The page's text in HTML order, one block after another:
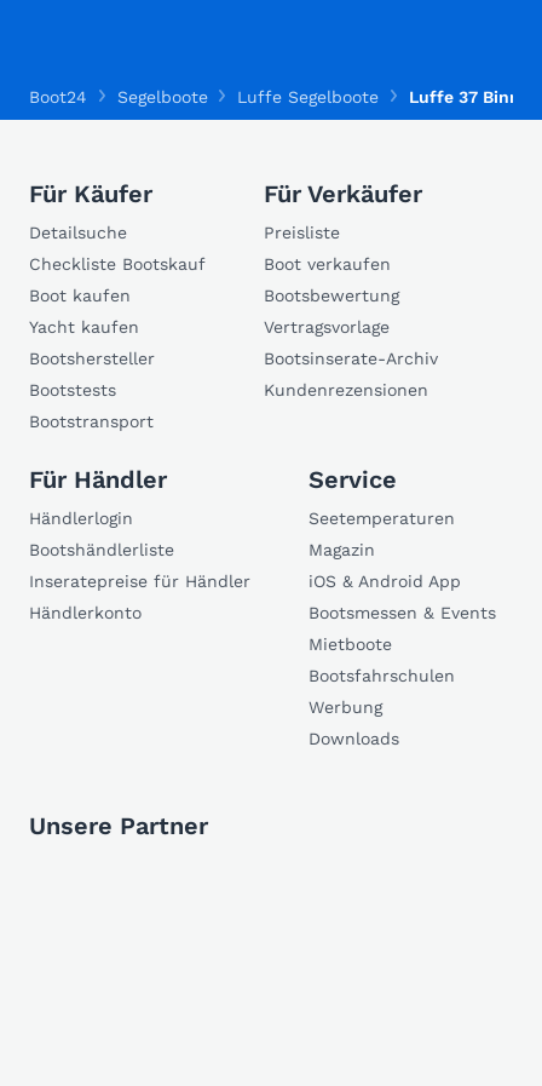
Boot24 Segelboote Luffe Segelboote Luffe 37
Für Käufer
Detailsuche
Checkliste Bootskauf
Boot kaufen
Yacht kaufen
Bootshersteller
Bootstests
Bootstransport
Für Verkäufer
Preisliste
Boot verkaufen
Bootsbewertung
Vertragsvorlage
Bootsinserate-Archiv
Kundenrezensionen
Für Händler
Händlerlogin
Bootshändlerliste
Inseratepreise für Händler
Händlerkonto
Service
Seetemperaturen
Magazin
iOS & Android App
Bootsmessen & Events
Mietboote
Bootsfahrschulen
Werbung
Downloads
Unsere Partner